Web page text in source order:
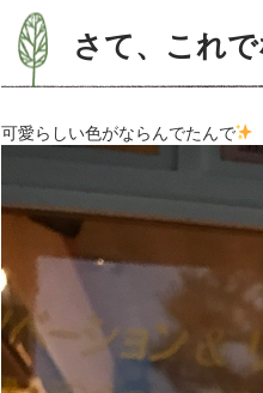
さて、これ
可愛らしい色がならんでたんで